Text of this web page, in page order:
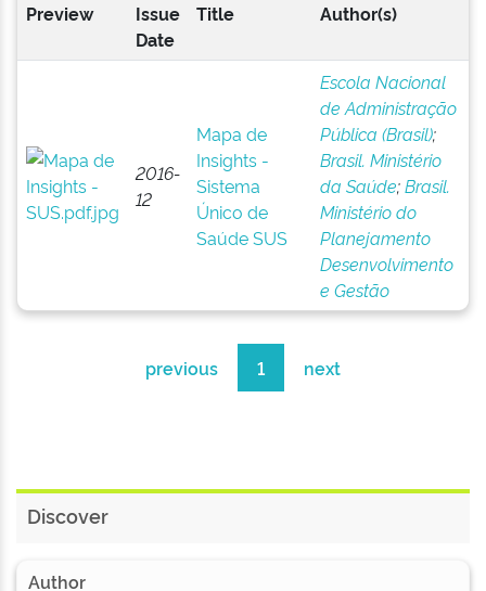
Preview
Issue
Date
Title Author(s)
2016-
12
Mapa de
Insights -
Sistema
Único de
Saúde SUS
Escola Nacional
de Administração
Pública (Brasil);
Brasil. Ministério
da Saúde;Brasil.
Ministério do
Planejamento
Desenvolvimento
e Gestão
previous 1 next
Discover
Author